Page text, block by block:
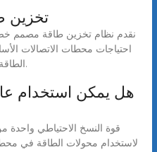
تخزين
احتياجات محطات الاتصالات
الطاقة، وضبط التكاليف، واستدامة الطاقة.
هل يمكن استخدام
لاستخدام محولات الطاقة في